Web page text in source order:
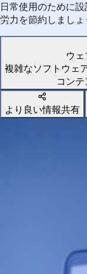
日常使用のために
労力を節約しましょ
ウ
複雑なソフトウェ
コンテ
より良い情報共有